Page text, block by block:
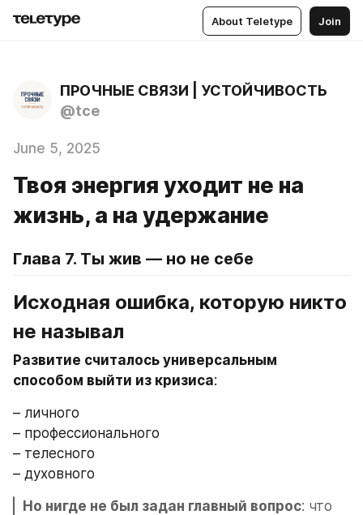
About Teletype Join
ПРОЧНЫЕ СВЯЗИ | УСТОЙЧИВОСТЬ
@tce
June 5, 2025
Твоя энергия уходит не на
жизнь, а на удержание
Глава 7. Ты жив — но не себе
Исходная ошибка, которую никто
не называл
Развитие считалось универсальным
способом выйти из кризиса:
– личного
– профессионального
– телесного
– духовного
Но нигде не был задан главный вопрос: что